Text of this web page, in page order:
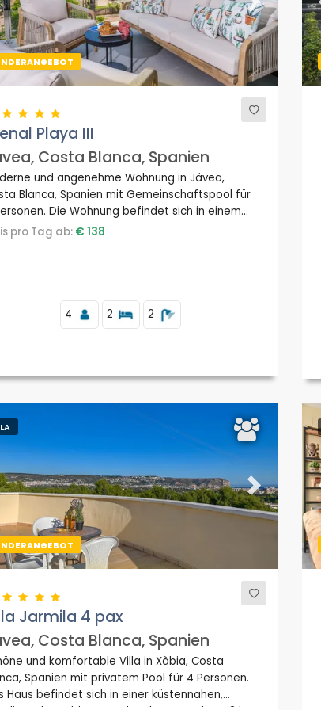
Next
Playa III
Costa Blanca, Spanien
und angenehme Wohnung in Jávea,
Blanca, Spanien mit Gemeinschaftspool für
Die Wohnung befindet sich in einem
nahe bei Restaurants und Bars,
pro Tag ab: € 138
4 2 2
Next
Jarmila 4 pax
Costa Blanca, Spanien
und komfortable Villa in Xàbia, Costa
Spanien mit privatem Pool für 4 Personen.
Haus befindet sich in einer küstennahen,